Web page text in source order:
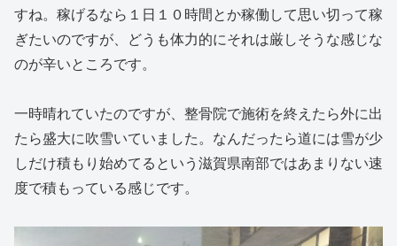
すね。稼げるなら１日１０時間とか稼働して思い切って稼
ぎたいのですが、どうも体力的にそれは厳しそうな感じな
のが辛いところです。
一時晴れていたのですが、整骨院で施術を終えたら外に出
たら盛大に吹雪いていました。なんだったら道には雪が少
しだけ積もり始めてるという滋賀県南部ではあまりない速
度で積もっている感じです。